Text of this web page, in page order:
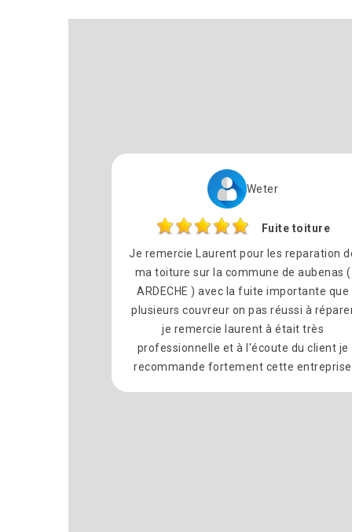
Weter
Fuite toiture
Je remercie Laurent pour les reparation
ma toiture sur la commune de aubenas (
ARDECHE ) avec la fuite importante que
plusieurs couvreur on pas réussi à
je remercie laurent à était très
professionnelle et à l'écoute du client je
recommande fortement cette entreprise